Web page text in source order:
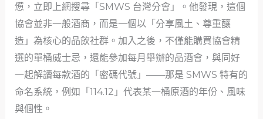
憊，立即上網搜尋「SMWS 台灣分會」。他發現，這個
協會並非一般酒商，而是一個以「分享風土、尊重釀
造」為核心的品飲社群。加入之後，不僅能購買協會精
選的單桶威士忌，還能參加每月舉辦的品酒會，與同好
一起解讀每款酒的「密碼代號」——那是 SMWS 特有的
命名系統，例如「114.12」代表某一桶原酒的年份、風味
與個性。